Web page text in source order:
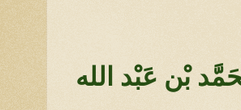
بْن عَبْد الله